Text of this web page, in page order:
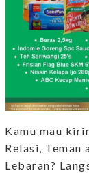
Kamu mau
Relasi, Teman
Lebaran?